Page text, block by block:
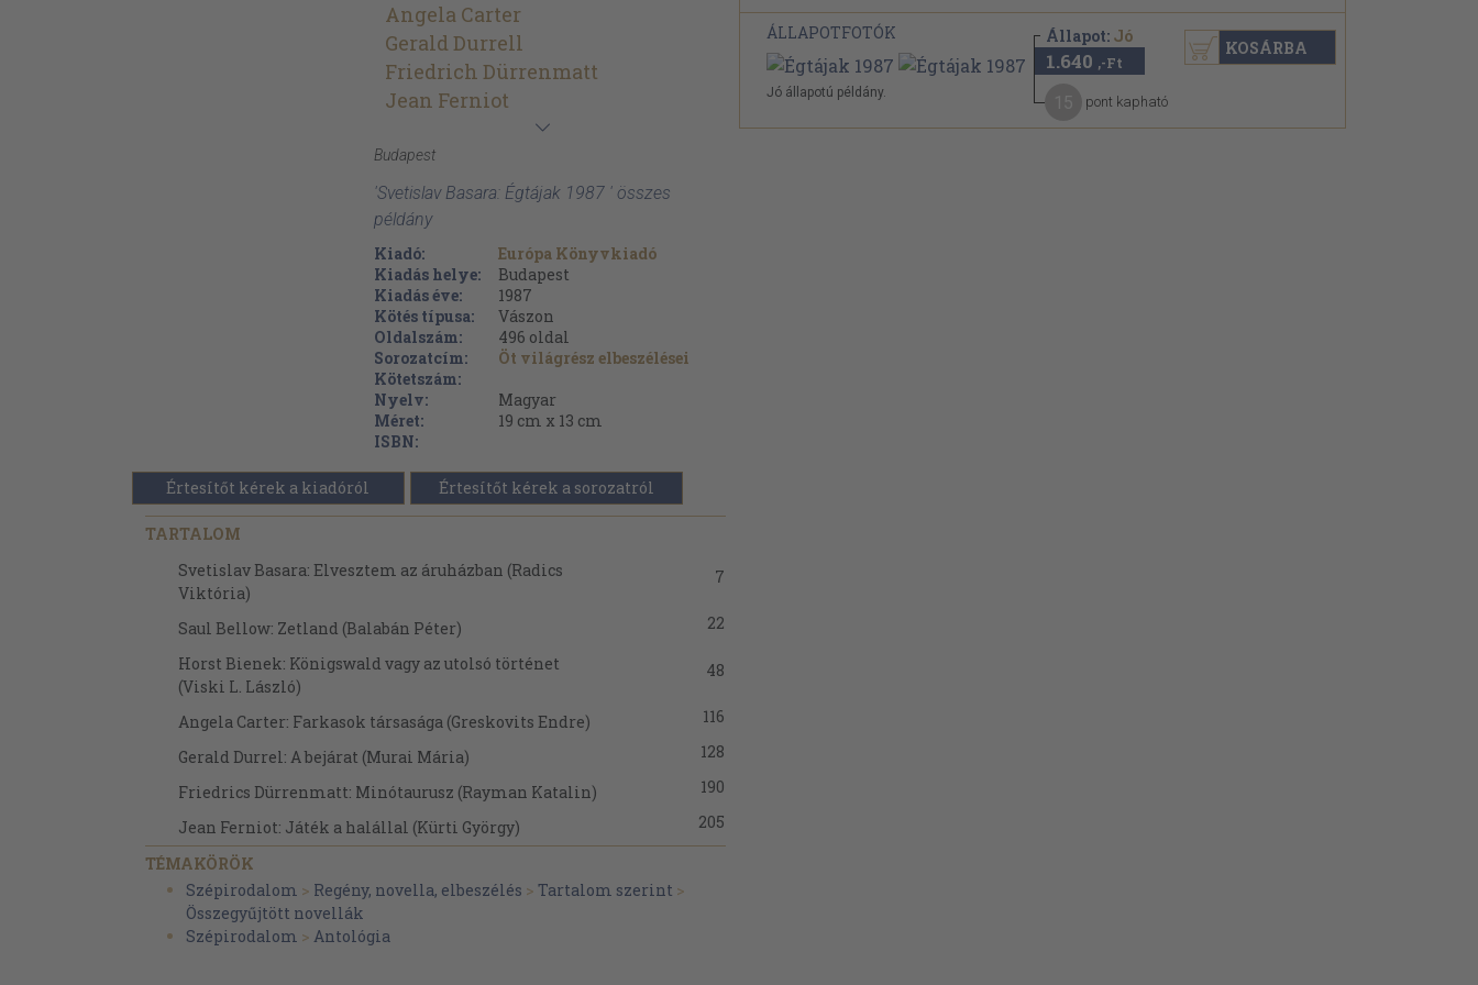
Angela Carter
Gerald Durrell
Friedrich Dürrenmatt
Jean Ferniot
Budapest
'Svetislav Basara: Égtájak 1987 ' összes
példány
Kiadó:
Európa Könyvkiadó
Kiadás helye:
Budapest
Kiadás éve:
1987
Kötés típusa:
Vászon
Oldalszám:
496 oldal
Sorozatcím:
Öt világrész elbeszélései
Kötetszám:
Nyelv:
Magyar
Méret:
19 cm x 13 cm
ISBN:
Értesítőt kérek a kiadóról Értesítőt kérek a sorozatról
TARTALOM
Svetislav Basara: Elvesztem az áruházban (Radics
Viktória)
7
Saul Bellow: Zetland (Balabán Péter)
22
Horst Bienek: Königswald vagy az utolsó történet
(Viski L. László)
48
Angela Carter: Farkasok társasága (Greskovits Endre)
116
Gerald Durrel: A bejárat (Murai Mária)
128
Friedrics Dürrenmatt: Minótaurusz (Rayman Katalin)
190
Jean Ferniot: Játék a halállal (Kürti György)
205
Fazil Iszkander: Csík tudta, hogy van a kutya elásva
(Árvay János)
Gert Jonke: Bécs rendszere (Márton László)
TÉMAKÖRÖK
Szépirodalom > Regény, novella, elbeszélés > Tartalom szerint >
Összegyűjtött novellák
Szépirodalom > Antológia
ÁLLAPOTFOTÓK
Jó állapotú példány.
Állapot: Jó
1.640 ,-Ft
pont kapható
KOSÁRBA